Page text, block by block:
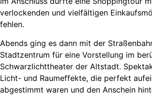
verlockenden und vielfältigen
fehlen.
Abends ging es dann mit der
Stadtzentrum für eine Vorstellung im
Schwarzlichttheater der Altstadt.
Licht- und Raumeffekte, die perfekt
abgestimmt waren und den Anschein